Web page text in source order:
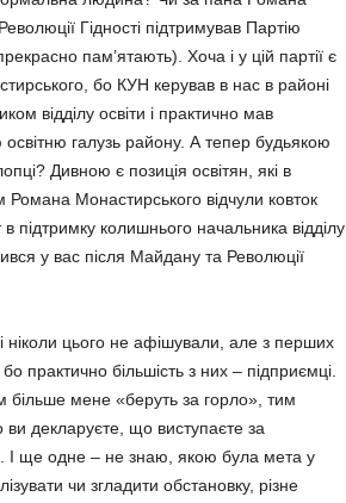
Гідності підтримував Партію
пам’ятають). Хоча і у цій партії є
бо КУН керував в нас в районі
відділу освіти і практично мав
освітню галузь району. А тепер будьякою
Дивною є позиція освітян, які в
Монастирського відчули ковток
підтримку колишнього начальника відділу
у вас після Майдану та Революції
ніколи цього не афішували, але з перших
практично більшість з них – підприємці.
більше мене «беруть за горло», тим
декларуєте, що виступаєте за
І ще одне – не знаю, якою була мета у
чи згладити обстановку, різне